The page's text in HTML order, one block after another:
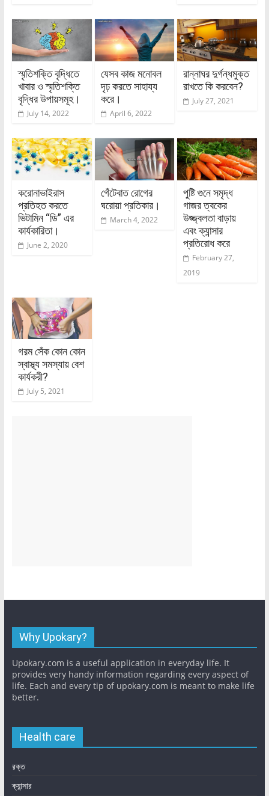
স্মৃতিশক্তি বৃদ্ধিতে
খাবার ও স্মৃতিশক্তি
বৃদ্ধির উপায়সমূহ।
July 14, 2022
যেসব কাজ মনোবল
দৃঢ় করতে সাহায্য
করে।
April 6, 2022
রান্নাঘর দুর্গন্ধমুক্ত
রাখতে কি করবেন?
July 27, 2021
করোনাভাইরাস
প্রতিহত করতে
ভিটামিন “ডি” এর
কার্যকারিতা।
June 2, 2020
গেঁটেবাত রোগের
ঘরোয়া প্রতিকার।
March 4, 2022
পুষ্টি গুনে সমৃদ্ধ
গাজর ত্বকের
উজ্জ্বলতা বাড়ায়
এবং ক্যান্সার
প্রতিরোধ করে
February 27,
2019
গরম সেঁক কোন কোন
স্বাস্থ্য সমস্যায় বেশ
কার্যকরী?
July 5, 2021
Why Upokary?
Upokary.com is a useful application in everyday life. It
provides very handy information regarding every aspect of
life. Each and every tip of upokary.com is meant to make life
better.
Health care
রক্ত
ক্যান্সার